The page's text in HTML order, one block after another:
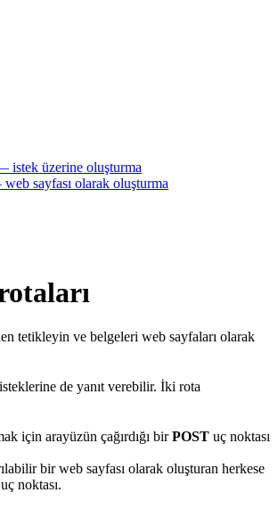
istek üzerine oluşturma
sayfası olarak oluşturma
tetikleyin ve belgeleri web sayfaları olarak
de yanıt verebilir. İki rota
için arayüzün çağırdığı birPOST uç noktası
bir web sayfası olarak oluşturan herkese
uç noktası.